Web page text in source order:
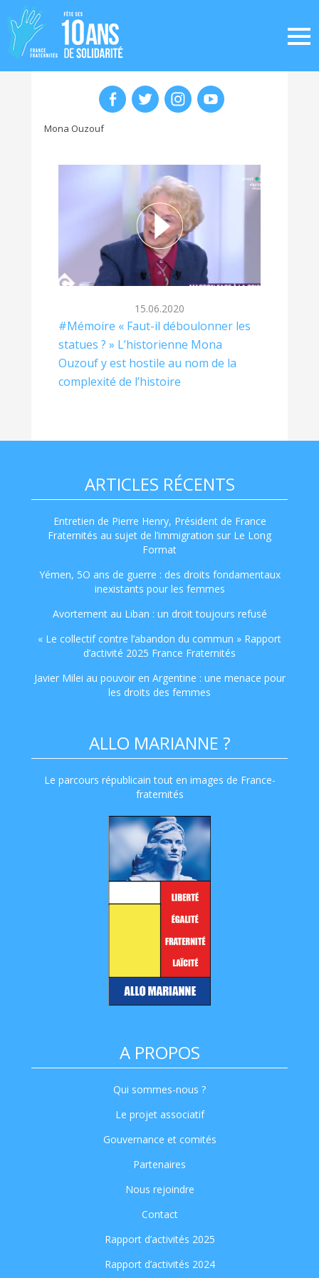
Mona Ouzouf
15.06.2020
#Mémoire « Faut-il déboulonner les
statues ? » L’historienne Mona
Ouzouf y est hostile au nom de la
complexité de l’histoire
ARTICLES RÉCENTS
Entretien de Pierre Henry, Président de France
Fraternités au sujet de l’immigration sur Le Long
Format
Yémen, 5O ans de guerre : des droits fondamentaux
inexistants pour les femmes
Avortement au Liban : un droit toujours refusé
« Le collectif contre l’abandon du commun » Rapport
d’activité 2025 France Fraternités
Javier Milei au pouvoir en Argentine : une menace pour
les droits des femmes
ALLO MARIANNE ?
Le parcours républicain tout en images de France-
fraternités
A PROPOS
Qui sommes-nous ?
Le projet associatif
Gouvernance et comités
Partenaires
Nous rejoindre
Contact
Rapport d’activités 2025
Rapport d’activités 2024